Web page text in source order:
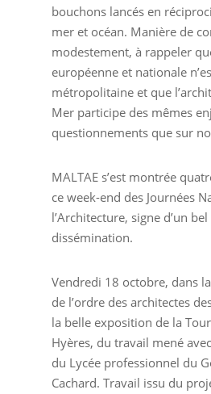
bouchons lancés en
mer et océan. Manière de
modestement, à rappeler
européenne et nationale
métropolitaine et que
Mer participe des mêmes
questionnements que sur
MALTAE s’est montrée
ce week-end des Journées
l’Architecture, signe d’un
dissémination.
Vendredi 18 octobre, dans
de l’ordre des architectes
la belle exposition de la
Hyères, du travail mené
du Lycée professionnel du
Cachard. Travail issu du